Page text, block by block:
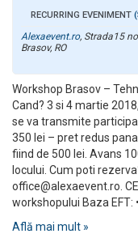
RECURRING EVENIMENT
Alexaevent.ro, Strada15
Brasov, RO
Workshop Brasov –
Cand? 3 si 4 martie
se va transmite
350 lei – pret redus
fiind de 500 lei. Avans
locului. Cum poti
office@alexaevent.ro .
workshopului Baza EFT:
Află mai mult »